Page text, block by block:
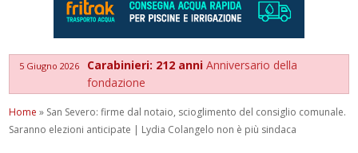
5 Giugno 2026 Carabinieri: 212 anniAnniversario della
fondazione
Home » San Severo: firme dal notaio, scioglimento del consiglio comunale.
Saranno elezioni anticipate | Lydia Colangelo non è più sindaca